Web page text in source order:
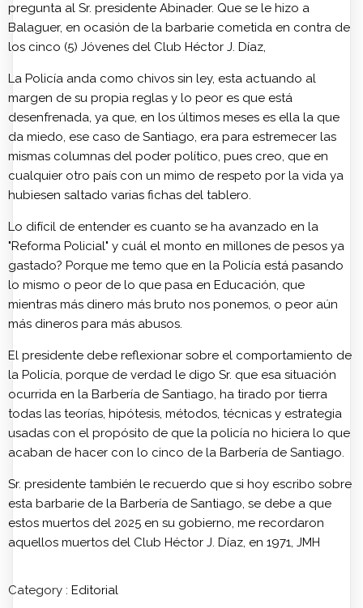
pregunta al Sr. presidente Abinader. Que se le hizo a
Balaguer, en ocasión de la barbarie cometida en contra de
los cinco (5) Jóvenes del Club Héctor J. Díaz,
La Policía anda como chivos sin ley, esta actuando al
margen de su propia reglas y lo peor es que está
desenfrenada, ya que, en los últimos meses es ella la que
da miedo, ese caso de Santiago, era para estremecer las
mismas columnas del poder político, pues creo, que en
cualquier otro país con un mimo de respeto por la vida ya
hubiesen saltado varias fichas del tablero.
Lo difícil de entender es cuanto se ha avanzado en la
"Reforma Policial" y cuál el monto en millones de pesos ya
gastado? Porque me temo que en la Policía está pasando
lo mismo o peor de lo que pasa en Educación, que
mientras más dinero más bruto nos ponemos, o peor aún
más dineros para más abusos.
El presidente debe reflexionar sobre el comportamiento de
la Policía, porque de verdad le digo Sr. que esa situación
ocurrida en la Barbería de Santiago, ha tirado por tierra
todas las teorías, hipótesis, métodos, técnicas y estrategia
usadas con el propósito de que la policía no hiciera lo que
acaban de hacer con lo cinco de la Barbería de Santiago.
Sr. presidente también le recuerdo que si hoy escribo sobre
esta barbarie de la Barbería de Santiago, se debe a que
estos muertos del 2025 en su gobierno, me recordaron
aquellos muertos del Club Héctor J. Díaz, en 1971, JMH
Category : Editorial